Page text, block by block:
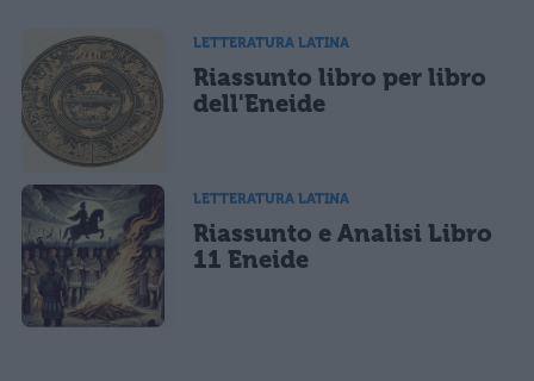
LETTERATURA LATINA
Riassunto libro per libro
dell'Eneide
LETTERATURA LATINA
Riassunto e Analisi Libro
11 Eneide